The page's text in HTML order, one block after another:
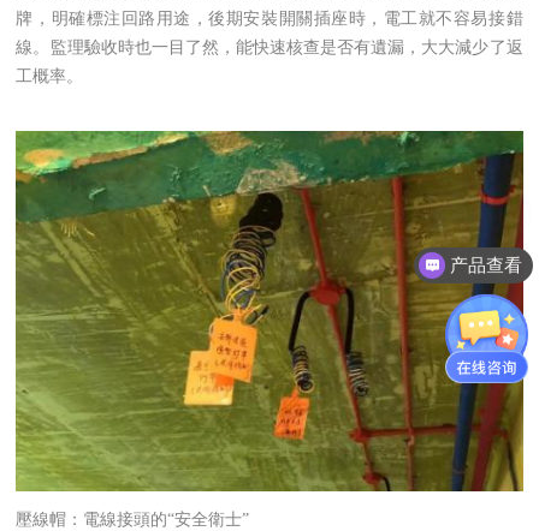
牌，明確標注回路用途，後期安裝開關插座時，電工就不容易接錯
線。監理驗收時也一目了然，能快速核查是否有遺漏，大大減少了返
工概率。
壓線帽：電線接頭的“安全衛士”
产品查看